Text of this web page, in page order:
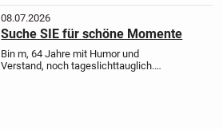
08.07.2026
Suche SIE für schöne Momente
Bin m, 64 Jahre mit Humor und
Verstand, noch tageslichttauglich.